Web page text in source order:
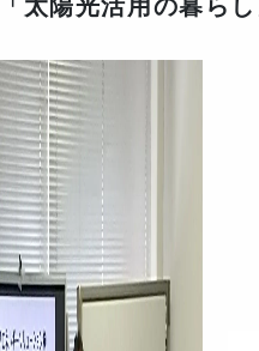
太陽光活用の暮ら